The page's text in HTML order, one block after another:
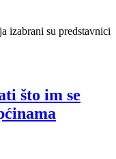
izabrani su predstavnici
što im se